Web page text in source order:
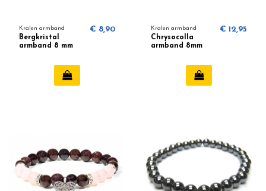
Kralen armband
Bergkristal
armband 8 mm
€ 8,90 Kralen armband
Chrysocolla
armband 8mm
€ 12,95